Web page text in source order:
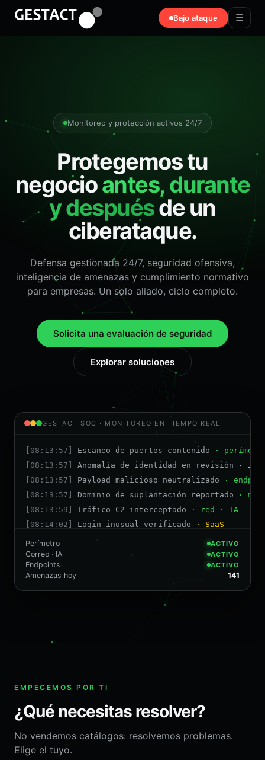
Bajo ataque ☰
Monitoreo y protección activos 24/7
Protegemos tu
negocioantes, durante
y despuésde un
ciberataque.
Defensa gestionada 24/7, seguridad ofensiva,
inteligencia de amenazas y cumplimiento normativo
para empresas. Un solo aliado, ciclo completo.
Solicita una evaluación de seguridad
Explorar soluciones
GESTACT SOC · MONITOREO EN TIEMPO REAL
[08:13:57] Escaneo de puertos contenido
·
[08:13:57]
Anomalía de identidad en revisión
·
[08:13:57]
Payload malicioso neutralizado
·
[08:13:57]
Dominio de suplantación reportado
·
[08:13:59]
Tráfico C2 interceptado
· red · IA
[08:14:02]
Login inusual verificado · SaaS
Perímetro ACTIVO
Correo · IA ACTIVO
Endpoints ACTIVO
Amenazas hoy 141
EMPECEMOS POR TI
¿Qué necesitas resolver?
No vendemos catálogos: resolvemos problemas.
Elige el tuyo.